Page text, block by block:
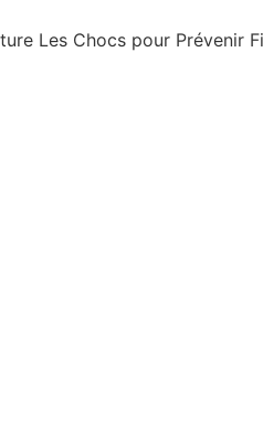
Les Chocs pour Prévenir